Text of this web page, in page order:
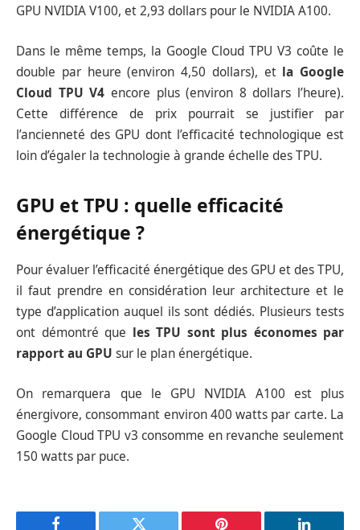
GPU NVIDIA V100, et 2,93 dollars pour le NVIDIA A100.
Dans le même temps, la Google Cloud TPU V3 coûte le
double par heure (environ 4,50 dollars), et la Google
Cloud TPU V4 encore plus (environ 8 dollars l’heure).
Cette différence de prix pourrait se justifier par
l’ancienneté des GPU dont l’efficacité technologique est
loin d’égaler la technologie à grande échelle des TPU.
GPU et TPU : quelle efficacité
énergétique ?
Pour évaluer l’efficacité énergétique des GPU et des TPU,
il faut prendre en considération leur architecture et le
type d’application auquel ils sont dédiés. Plusieurs tests
ont démontré que les TPU sont plus économes par
rapport au GPU sur le plan énergétique.
On remarquera que le GPU NVIDIA A100 est plus
énergivore, consommant environ 400 watts par carte. La
Google Cloud TPU v3 consomme en revanche seulement
150 watts par puce.